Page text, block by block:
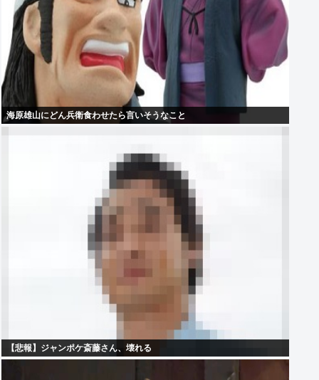
海原雄山にどん兵衛食わせたら言いそうなこと
【悲報】ジャンポケ斎藤さん、壊れる